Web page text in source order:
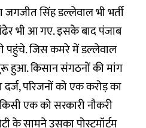
सिंह डल्लेवाल भी भर्ती
भी आ गए. इसके बाद पंजाब
पहुंचे. जिस कमरे में डल्लेवाल
हुआ. किसान संगठनों की मांग
परिजनों को एक करोड़ का
एक को सरकारी नौकरी
के सामने उसका पोस्टमॉर्टम